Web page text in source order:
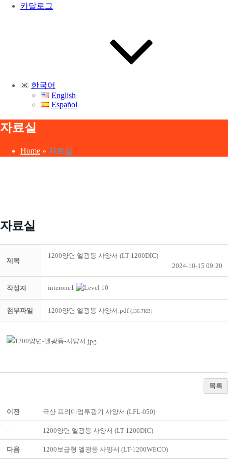
카달로그
한국어
English
Español
자료실
Home » 자료실
자료실
제목
1200양면 엘광등 사양서 (LT-1200DIC)
2024-10-15 09:20
작성자 interone1
첨부파일 1200양면 엘광등 사양서.pdf(136.7KB)
목록
이전 국산 프리미엄투광기 사양서 (LFL-050)
- 1200양면 엘광등 사양서 (LT-1200DIC)
다음 1200보급형 엘광등 사양서 (LT-1200WECO)